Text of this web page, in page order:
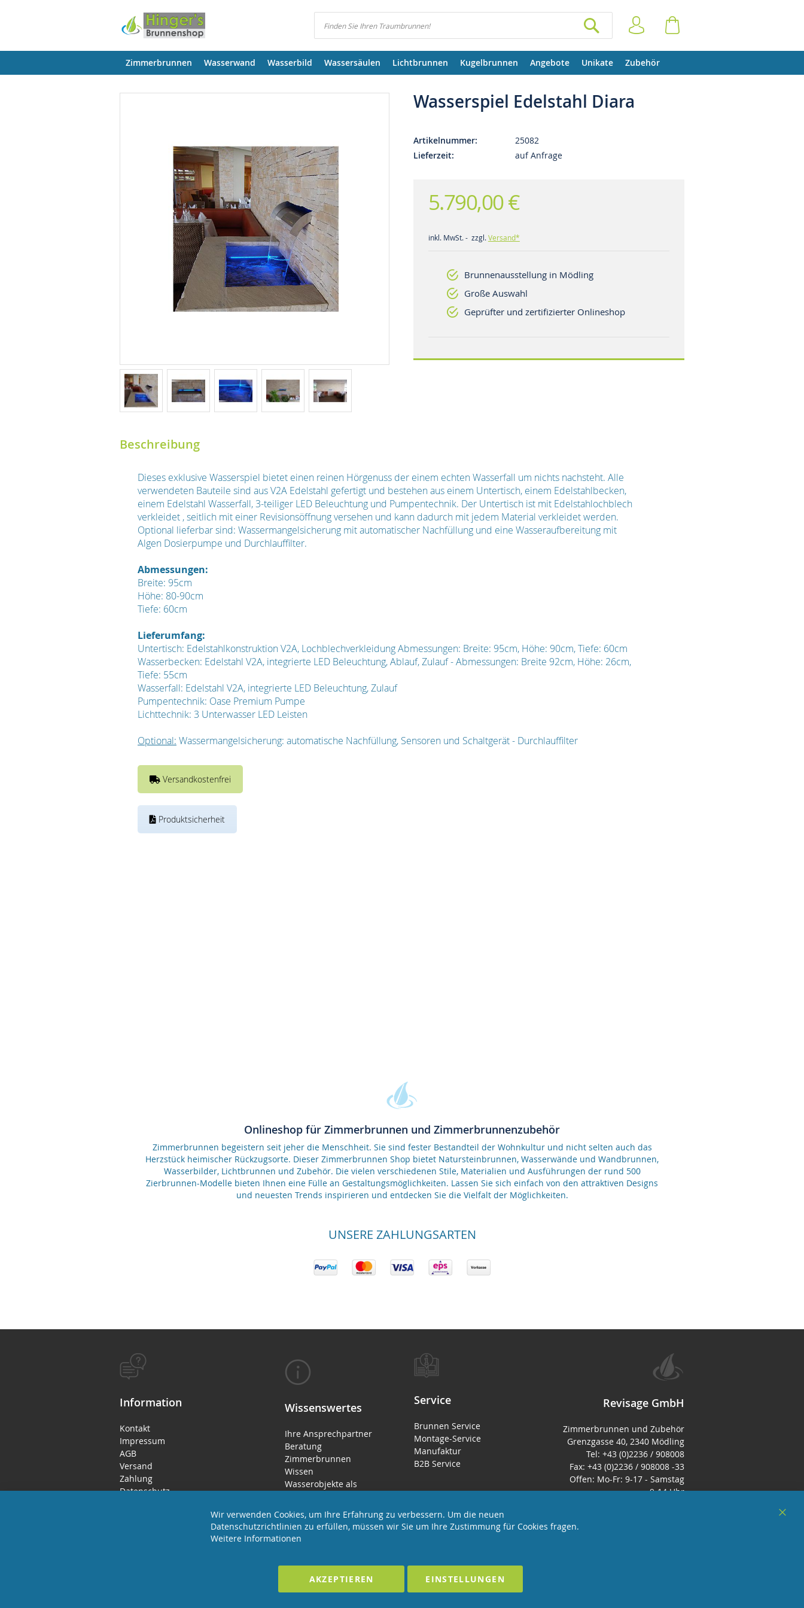
Suchen
Anmelden
Zimmerbrunnen Wasserwand Wasserbild Wassersäulen Lichtbrunnen Kugelbrunnen Angebote Unikate Zubehör
Wasserspiel Edelstahl Diara
Artikelnummer
25082
Lieferzeit
auf Anfrage
5.790,00 €
inkl. MwSt. - zzgl.Versand*
Brunnenausstellung in Mödling
Große Auswahl
Geprüfter und zertifizierter Onlineshop
Beschreibung
Dieses exklusive Wasserspiel bietet einen reinen Hörgenuss der einem echten Wasserfall um nichts nachsteht. Alle
verwendeten Bauteile sind aus V2A Edelstahl gefertigt und bestehen aus einem Untertisch, einem Edelstahlbecken,
einem Edelstahl Wasserfall, 3-teiliger LED Beleuchtung und Pumpentechnik. Der Untertisch ist mit Edelstahlochblech
verkleidet , seitlich mit einer Revisionsöffnung versehen und kann dadurch mit jedem Material verkleidet werden.
Optional lieferbar sind: Wassermangelsicherung mit automatischer Nachfüllung und eine Wasseraufbereitung mit
Algen Dosierpumpe und Durchlauffilter.
Abmessungen:
Breite: 95cm
Höhe: 80-90cm
Tiefe: 60cm
Lieferumfang:
Untertisch: Edelstahlkonstruktion V2A, Lochblechverkleidung Abmessungen: Breite: 95cm, Höhe: 90cm, Tiefe: 60cm
Wasserbecken: Edelstahl V2A, integrierte LED Beleuchtung, Ablauf, Zulauf - Abmessungen: Breite 92cm, Höhe: 26cm,
Tiefe: 55cm
Wasserfall: Edelstahl V2A, integrierte LED Beleuchtung, Zulauf
Pumpentechnik: Oase Premium Pumpe
Lichttechnik: 3 Unterwasser LED Leisten
Optional: Wassermangelsicherung: automatische Nachfüllung, Sensoren und Schaltgerät - Durchlauffilter
Versandkostenfrei
Produktsicherheit
Onlineshop für Zimmerbrunnen und Zimmerbrunnenzubehör
Zimmerbrunnen begeistern seit jeher die Menschheit. Sie sind fester Bestandteil der Wohnkultur und nicht selten auch das
Herzstück heimischer Rückzugsorte. Dieser Zimmerbrunnen Shop bietet Natursteinbrunnen, Wasserwände und Wandbrunnen,
Wasserbilder, Lichtbrunnen und Zubehör. Die vielen verschiedenen Stile, Materialien und Ausführungen der rund 500
Zierbrunnen-Modelle bieten Ihnen eine Fülle an Gestaltungsmöglichkeiten. Lassen Sie sich einfach von den attraktiven Designs
und neuesten Trends inspirieren und entdecken Sie die Vielfalt der Möglichkeiten.
UNSERE ZAHLUNGSARTEN
Information
Kontakt
Impressum
AGB
Versand
Zahlung
Datenschutz
Wissenswertes
Ihre Ansprechpartner
Beratung
Zimmerbrunnen
Wissen
Wasserobjekte als
Service
Brunnen Service
Montage-Service
Manufaktur
B2B Service
Revisage GmbH
Zimmerbrunnen und Zubehör
Grenzgasse 40, 2340 Mödling
Tel: +43 (0)2236 / 908008
Fax: +43 (0)2236 / 908008 -33
Offen: Mo-Fr: 9-17 - Samstag
9-14 Uhr
Wir verwenden Cookies, um Ihre Erfahrung zu verbessern. Um die neuen
Datenschutzrichtlinien zu erfüllen, müssen wir Sie um Ihre Zustimmung für Cookies fragen.
Weitere Informationen
AKZEPTIEREN EINSTELLUNGEN